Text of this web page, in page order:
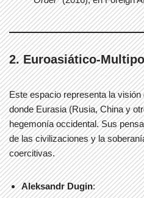
2. Euroasiático-
Este espacio representa la visión
donde Eurasia (Rusia, China y
hegemonía occidental. Sus
de las civilizaciones y la
coercitivas.
Aleksandr Dugin: